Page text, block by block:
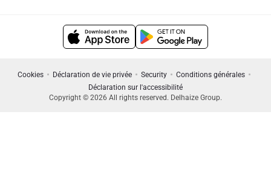
Cookies Déclaration de vie privée Security
Conditions générales
Déclaration sur l'accessibilité
Copyright © 2026 All rights reserved. Delhaize Group.